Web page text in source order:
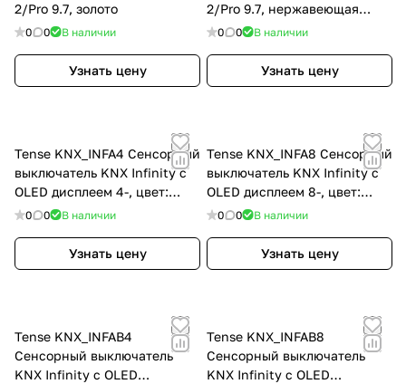
2/Pro 9.7, золото
0 0 В наличии
Узнать цену
2/Pro 9.7, нержавеющая
сталь
0 0 В наличии
Узнать цену
Tense KNX_INFA4 Сенсорный
выключатель KNX Infinity с
OLED дисплеем 4-, цвет:
Серый
0 0 В наличии
Узнать цену
Tense KNX_INFA8 Сенсорный
выключатель KNX Infinity с
OLED дисплеем 8-, цвет:
Серый
0 0 В наличии
Узнать цену
Tense KNX_INFAB4
Сенсорный выключатель
KNX Infinity с OLED
Tense KNX_INFAB8
Сенсорный выключатель
KNX Infinity с OLED